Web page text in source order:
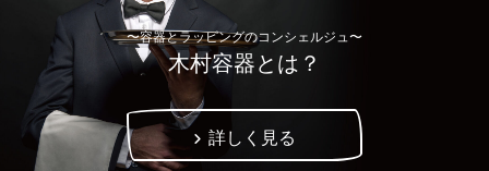
〜容器とラッピングのコンシェルジュ〜
木村容器とは？
詳しく見る